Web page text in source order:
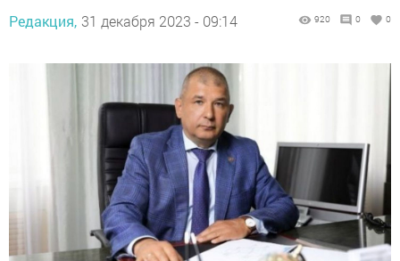
Редакция, 31 декабря 2023 - 09:14 920 0 0